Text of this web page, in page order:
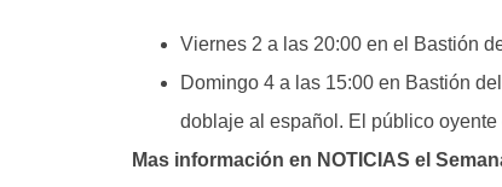
Viernes 2 a las 20:00 en el Bastión
Domingo 4 a las 15:00 en Bastión
doblaje al español. El público
Mas información en NOTICIAS el